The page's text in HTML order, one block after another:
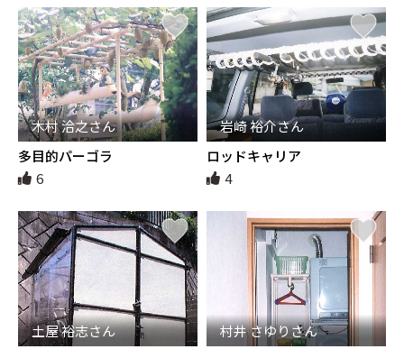
木村 洽之さん
多目的パーゴラ
6
岩崎 裕介さん
ロッドキャリア
4
土屋 裕志さん
村井 さゆりさん